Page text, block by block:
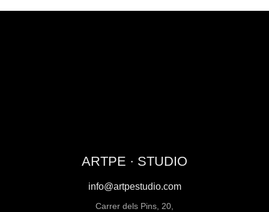
ARTPE · STUDIO
info@artpestudio.com
Carrer dels Pins, 20,